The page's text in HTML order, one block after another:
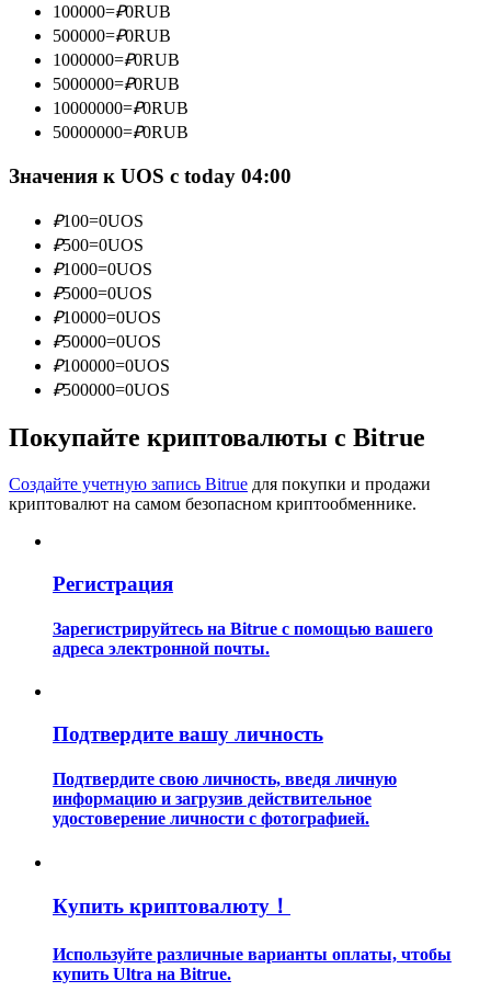
Станьте копи-трейдером
за копи-трейдинг
Информация
Анализ больших данных, включая торговую информацию
и т. д.
Узнайте, как оставаться прибыльным
100000=₽0RUB
500000=₽0RUB
1000000=₽0RUB
5000000=₽0RUB
10000000=₽0RUB
50000000=₽0RUB
Значения к UOS с today 04:00
₽100=0UOS
₽500=0UOS
₽1000=0UOS
₽5000=0UOS
₽10000=0UOS
₽50000=0UOS
₽100000=0UOS
₽500000=0UOS
Покупайте криптовалюты с Bitrue
Создайте учетную запись Bitrue для покупки и продажи
криптовалют на самом безопасном криптообменнике.
Регистрация
Зарегистрируйтесь на Bitrue с помощью вашего
адреса электронной почты.
Подтвердите вашу личность
Подтвердите свою личность, введя личную
информацию и загрузив действительное
удостоверение личности с фотографией.
Купить криптовалюту！
Используйте различные варианты оплаты, чтобы
купить Ultra на Bitrue.